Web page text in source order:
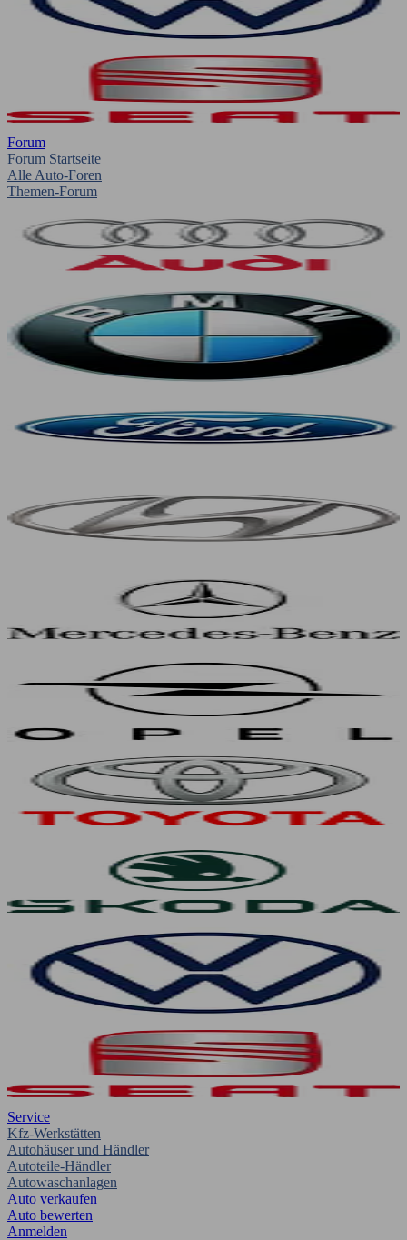
Forum
Forum Startseite
Alle Auto-Foren
Themen-Forum
Service
Kfz-Werkstätten
Autohäuser und Händler
Autoteile-Händler
Autowaschanlagen
Auto verkaufen
Auto bewerten
Anmelden